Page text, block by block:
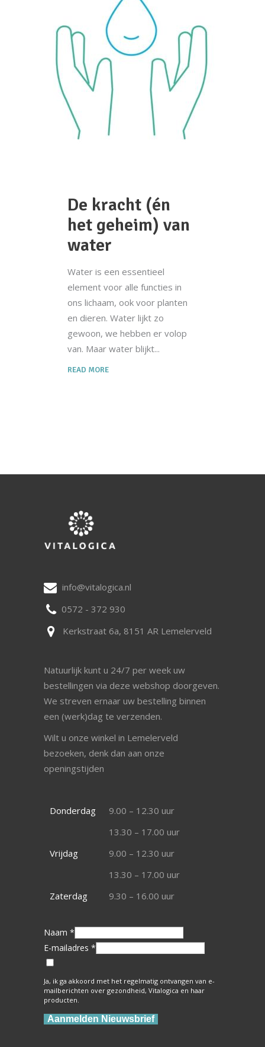
De kracht (én
het geheim) van
water
Water is een essentieel
element voor alle functies in
ons lichaam, ook voor planten
en dieren. Water lijkt zo
gewoon, we hebben er volop
van. Maar water blijkt
READ MORE
info@vitalogica.nl
0572 - 372 930
Kerkstraat 6a, 8151 AR Lemelerveld
Natuurlijk kunt u 24/7 per week uw
bestellingen via deze webshop doorgeven.
We streven ernaar uw bestelling binnen
een (werk)dag te verzenden.
Wilt u onze winkel in Lemelerveld
bezoeken, denk dan aan onze
openingstijden
Donderdag
9.00 – 12.30 uur
13.30 – 17.00 uur
Vrijdag
9.00 – 12.30 uur
13.30 – 17.00 uur
Zaterdag
9.30 – 16.00 uur
Naam *
E-mailadres *
Ja, ik ga akkoord met het regelmatig ontvangen van e-
mailberichten over gezondheid, Vitalogica en haar
producten.
Aanmelden Nieuwsbrief